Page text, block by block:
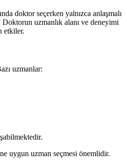
doktor seçerken yalnızca anlaşmalı
uzmanlık alanı ve deneyimi
etkiler.
uzmanlar:
uygun uzman seçmesi önemlidir.